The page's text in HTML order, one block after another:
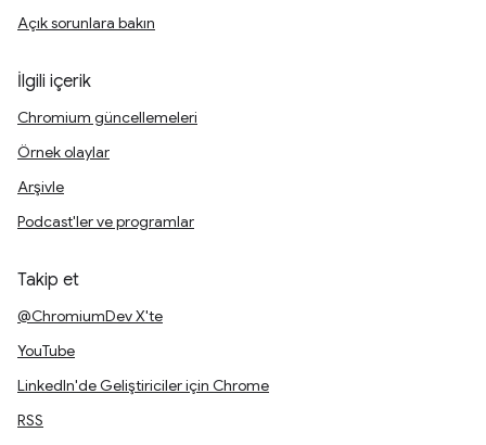
Açık sorunlara bakın
İlgili içerik
Chromium güncellemeleri
Örnek olaylar
Arşivle
Podcast'ler ve programlar
Takip et
@ChromiumDev X'te
YouTube
LinkedIn'de Geliştiriciler için Chrome
RSS